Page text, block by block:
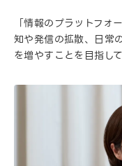
「情報のプラットフォ
知や発信の拡散、日常
を増やすことを目指し